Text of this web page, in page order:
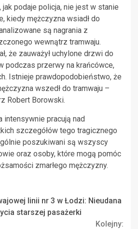
jak podaje policja, nie jest w stanie
kiedy mężczyzna wsiadł do
są nagrania z
wewnątrz tramwaju.
że zauważył uchylone drzwi do
podczas przerwy na krańcówce,
Istnieje prawdopodobieństwo, że
wszedł do tramwaju –
Robert Borowski.
intensywnie pracują nad
szczegółów tego tragicznego
poszukiwani są wszyscy
oraz osoby, które mogą pomóc
zmarłego mężczyzny.
linii nr 3 w Łodzi: Nieudana
starszej pasażerki
Kolejny: